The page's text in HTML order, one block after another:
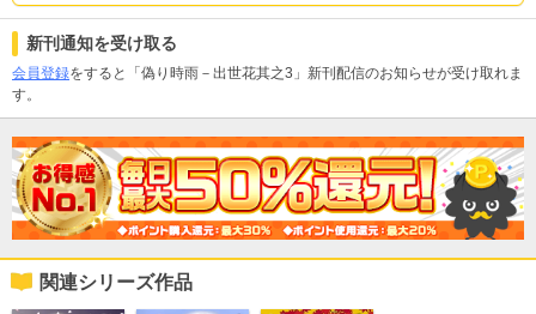
新刊通知を受け取る
会員登録をすると「偽り時雨－出世花其之3」新刊配信のお知らせが受け取れま
す。
関連シリーズ作品